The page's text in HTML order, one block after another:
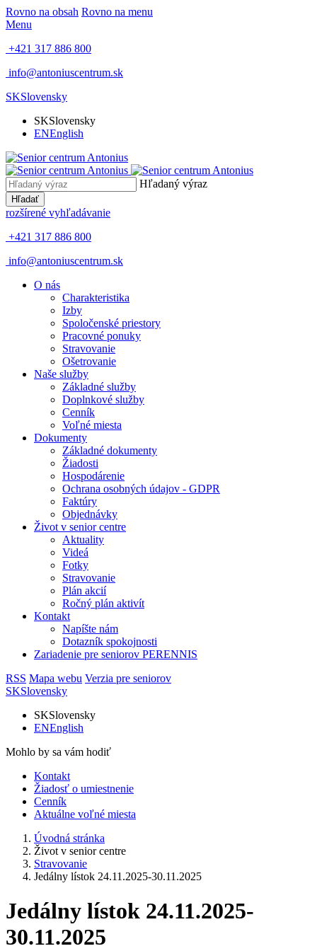
Rovno na obsah Rovno na menu
Menu
+421 317 886 800
info@antoniuscentrum.sk
SKSlovensky
SKSlovensky
ENEnglish
Hľadaný výraz
Hľadať
rozšírené vyhľadávanie
+421 317 886 800
info@antoniuscentrum.sk
O nás
Charakteristika
Izby
Spoločenské priestory
Pracovné ponuky
Stravovanie
Ošetrovanie
Naše služby
Základné služby
Doplnkové služby
Cenník
Voľné miesta
Dokumenty
Základné dokumenty
Žiadosti
Hospodárenie
Ochrana osobných údajov - GDPR
Faktúry
Objednávky
Život v senior centre
Aktuality
Videá
Fotky
Stravovanie
Plán akcií
Ročný plán aktivít
Kontakt
Napíšte nám
Dotazník spokojnosti
Zariadenie pre seniorov PERENNIS
RSS Mapa webu Verzia pre seniorov
SKSlovensky
SKSlovensky
ENEnglish
Mohlo by sa vám hodiť
Kontakt
Žiadosť o umiestnenie
Cenník
Aktuálne voľné miesta
Úvodná stránka
Život v senior centre
Stravovanie
Jedálny lístok 24.11.2025-30.11.2025
Jedálny lístok 24.11.2025-
30.11.2025